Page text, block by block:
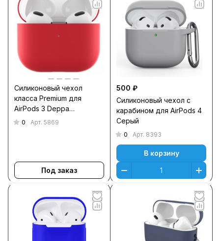
Силиконовый чехол
класса Premium для
AirPods 3 Deppa
(красный)
0 Арт. 5869
Под заказ
500 ₽
Силиконовый чехол c
карабином для AirPods 4
Серый
0 Арт. 8393
В корзину